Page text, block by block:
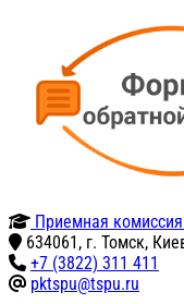
Приемная
634061, г. Томск,
+7 (3822) 311 411
pktspu@tspu.ru